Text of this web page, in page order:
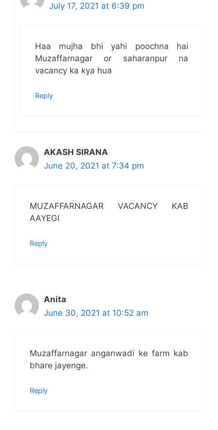
July 17, 2021 at 6:39 pm
Haa mujha bhi yahi poochna hai
Muzaffarnagar or saharanpur na
vacancy ka kya hua
Reply
AKASH SIRANA
June 20, 2021 at 7:34 pm
MUZAFFARNAGAR VACANCY KAB
AAYEGI
Reply
Anita
June 30, 2021 at 10:52 am
Muzaffarnagar anganwadi ke farm kab
bhare jayenge.
Reply